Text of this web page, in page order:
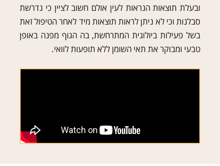
ובעלת תוצאות הנראות לעין אולם חשוב לציין כי נדרשת
סבלנות וכי לא ניתן לראות תוצאות מיד לאחר הטיפול זאת
בשל פעילות ביולוגית המתרחשת, בה הגוף מפנה באופן
טבעי ומבוקר את תאי השומן ללא תופעות לוואי.